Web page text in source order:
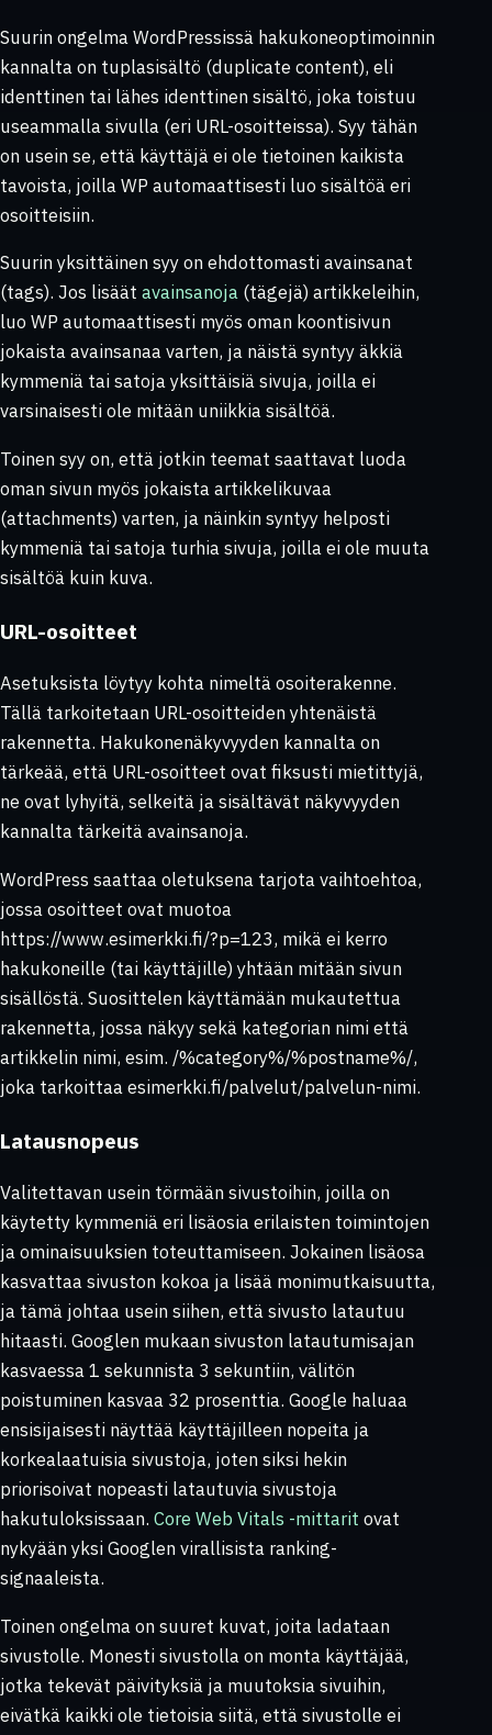
Suurin ongelma WordPressissä hakukoneoptimoinnin
kannalta on tuplasisältö (duplicate content), eli
identtinen tai lähes identtinen sisältö, joka toistuu
useammalla sivulla (eri URL-osoitteissa). Syy tähän
on usein se, että käyttäjä ei ole tietoinen kaikista
tavoista, joilla WP automaattisesti luo sisältöä eri
osoitteisiin.
Suurin yksittäinen syy on ehdottomasti avainsanat
(tags). Jos lisäät avainsanoja (tägejä) artikkeleihin,
luo WP automaattisesti myös oman koontisivun
jokaista avainsanaa varten, ja näistä syntyy äkkiä
kymmeniä tai satoja yksittäisiä sivuja, joilla ei
varsinaisesti ole mitään uniikkia sisältöä.
Toinen syy on, että jotkin teemat saattavat luoda
oman sivun myös jokaista artikkelikuvaa
(attachments) varten, ja näinkin syntyy helposti
kymmeniä tai satoja turhia sivuja, joilla ei ole muuta
sisältöä kuin kuva.
URL-osoitteet
Asetuksista löytyy kohta nimeltä osoiterakenne.
Tällä tarkoitetaan URL-osoitteiden yhtenäistä
rakennetta. Hakukonenäkyvyyden kannalta on
tärkeää, että URL-osoitteet ovat fiksusti mietittyjä,
ne ovat lyhyitä, selkeitä ja sisältävät näkyvyyden
kannalta tärkeitä avainsanoja.
WordPress saattaa oletuksena tarjota vaihtoehtoa,
jossa osoitteet ovat muotoa
https://www.esimerkki.fi/?p=123, mikä ei kerro
hakukoneille (tai käyttäjille) yhtään mitään sivun
sisällöstä. Suosittelen käyttämään mukautettua
rakennetta, jossa näkyy sekä kategorian nimi että
artikkelin nimi, esim. /%category%/%postname%/,
joka tarkoittaaesimerkki.fi/palvelut/palvelun-nimi.
Latausnopeus
Valitettavan usein törmään sivustoihin, joilla on
käytetty kymmeniä eri lisäosia erilaisten toimintojen
ja ominaisuuksien toteuttamiseen. Jokainen lisäosa
kasvattaa sivuston kokoa ja lisää monimutkaisuutta,
ja tämä johtaa usein siihen, että sivusto latautuu
hitaasti. Googlen mukaan sivuston latautumisajan
kasvaessa 1 sekunnista 3 sekuntiin, välitön
poistuminen kasvaa 32 prosenttia. Google haluaa
ensisijaisesti näyttää käyttäjilleen nopeita ja
korkealaatuisia sivustoja, joten siksi hekin
priorisoivat nopeasti latautuvia sivustoja
hakutuloksissaan. Core Web Vitals -mittarit ovat
nykyään yksi Googlen virallisista ranking-
signaaleista.
Toinen ongelma on suuret kuvat, joita ladataan
sivustolle. Monesti sivustolla on monta käyttäjää,
jotka tekevät päivityksiä ja muutoksia sivuihin,
eivätkä kaikki ole tietoisia siitä, että sivustolle ei